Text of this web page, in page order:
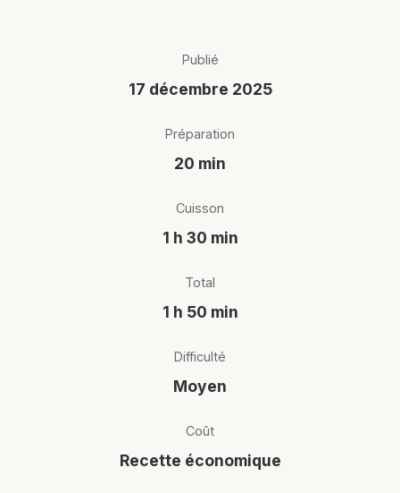
Publié
17 décembre 2025
Préparation
20 min
Cuisson
1 h 30 min
Total
1 h 50 min
Difficulté
Moyen
Coût
Recette économique